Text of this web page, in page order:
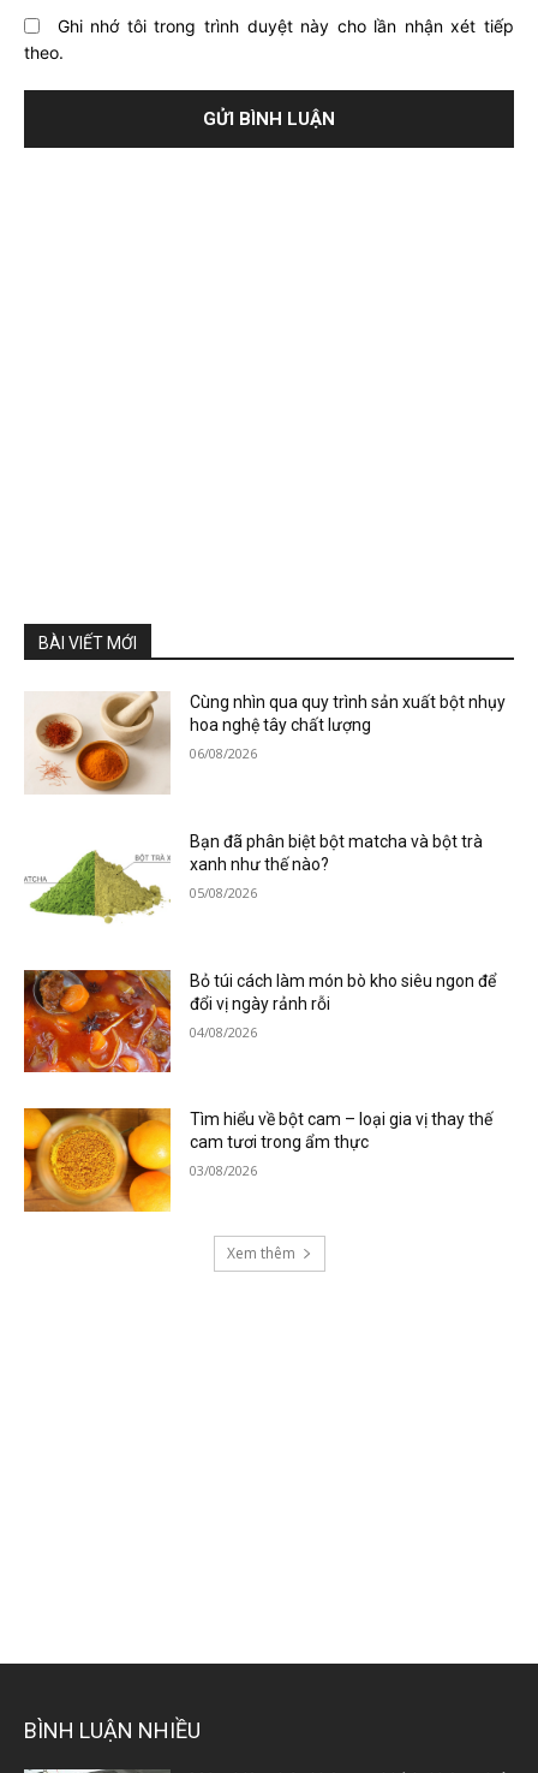
Ghi nhớ tôi trong trình duyệt này cho lần nhận xét tiếp
theo.
BÀI VIẾT MỚI
Cùng nhìn qua quy trình sản xuất bột nhụy
hoa nghệ tây chất lượng
06/08/2026
Bạn đã phân biệt bột matcha và bột trà
xanh như thế nào?
05/08/2026
Bỏ túi cách làm món bò kho siêu ngon để
đổi vị ngày rảnh rỗi
04/08/2026
Tìm hiểu về bột cam – loại gia vị thay thế
cam tươi trong ẩm thực
03/08/2026
Xem thêm
BÌNH LUẬN NHIỀU